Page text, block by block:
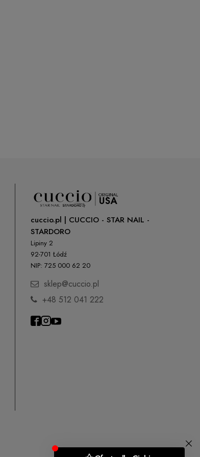
cuccio.pl | CUCCIO - STAR NAIL -
STARDORO
Lipiny 2
92-701 Łódź
NIP: 725 000 62 20
sklep@cuccio.pl
+48 512 041 222